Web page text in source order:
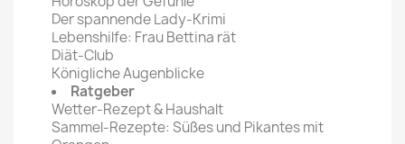
Der spannende Lady-Krimi
Lebenshilfe: Frau Bettina rät
Diät-Club
Königliche Augenblicke
Ratgeber
Wetter-Rezept & Haushalt
Sammel-Rezepte: Süßes und Pikantes mit